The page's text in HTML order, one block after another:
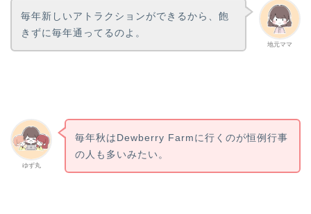
地元ママ
毎年新しいアトラクションができるから、飽
きずに毎年通ってるのよ。
ゆず丸
毎年秋はDewberry Farmに行くのが恒例行事
の人も多いみたい。